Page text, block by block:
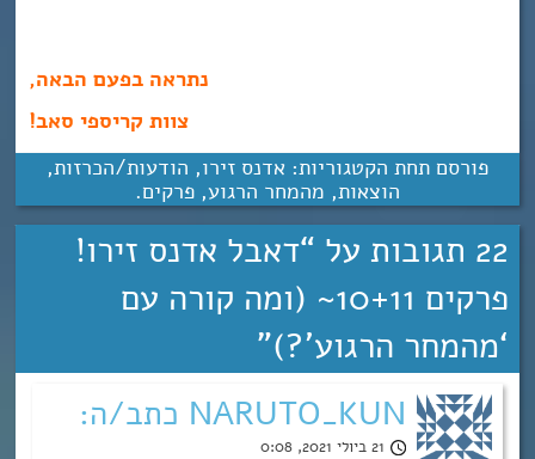
נתראה בפעם הבאה,
צוות קריספי סאב!
פורסם תחת הקטגוריות: אדנס זירו, הודעות/הכרזות,
הוצאות, מהמחר הרגוע, פרקים.
22 תגובות על “
דאבל אדנס זירו!
פרקים 10+11~ (ומה קורה עם
‘מהמחר הרגוע’?)”
NARUTO_KUN כתב/ה:
21 ביולי 2021, 0:08